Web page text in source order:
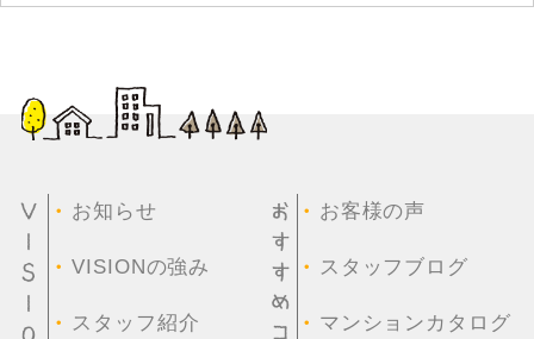
・ お知らせ
・VISIONの強み
・ スタッフ紹介
・ お客様の声
・ スタッフブログ
・ マンションカタログ